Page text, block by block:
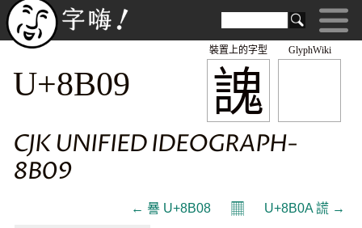
GlyphWiki
謉
裝置上的字型
U+8B09
CJK UNIFIED IDEOGRAPH-
8B09
← 謈 U+8B08 𝄜 U+8B0A 謊 →